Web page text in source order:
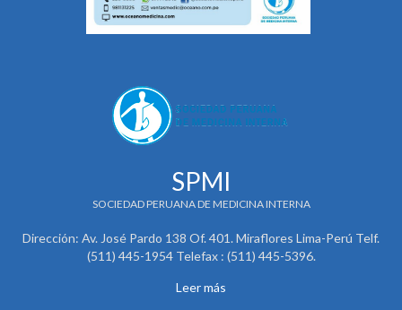
SPMI
SOCIEDAD PERUANA DE MEDICINA INTERNA
Dirección: Av. José Pardo 138 Of. 401. Miraflores Lima-Perú Telf.
(511) 445-1954 Telefax : (511) 445-5396.
Leer más